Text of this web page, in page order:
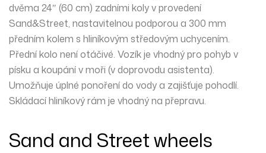
dvěma 24″ (60 cm) zadními koly v provedení
Sand&Street, nastavitelnou podporou a 300 mm
předním kolem s hliníkovým středovým uchycením.
Přední kolo neníotáčivé. Vozík je vhodný pro pohyb v
písku a koupání v moři (v doprovodu asistenta).
Umožňuje úplné ponoření do vody a zajišťuje pohodlí.
Skládacíhliníkový rám je vhodný na přepravu.
Sand and Street wheels